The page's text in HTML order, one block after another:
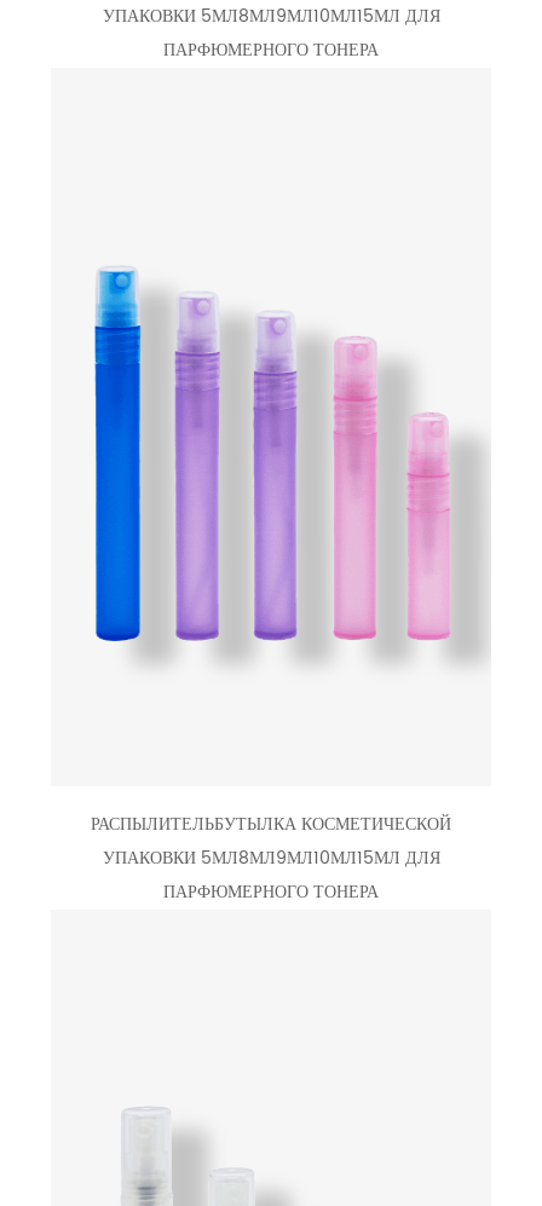
УПАКОВКИ 5МЛ8МЛ9МЛ10МЛ15МЛ ДЛЯ
ПАРФЮМЕРНОГО ТОНЕРА
РАСПЫЛИТЕЛЬБУТЫЛКА КОСМЕТИЧЕСКОЙ
УПАКОВКИ 5МЛ8МЛ9МЛ10МЛ15МЛ ДЛЯ
ПАРФЮМЕРНОГО ТОНЕРА